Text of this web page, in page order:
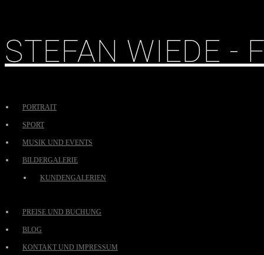
STEFAN WIEDE -
PORTRAIT
SPORT
MUSIK UND EVENTS
BILDERGALERIE
KUNDENGALERIEN
PREISE UND BUCHUNG
BLOG
KONTAKT UND IMPRESSUM